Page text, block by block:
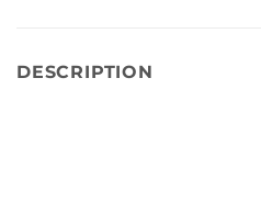
DESCRIPTION